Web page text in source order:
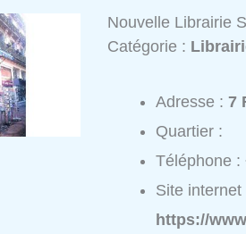
Nouvelle Librairie
Catégorie :
Adresse :7
Quartier :
Téléphone :
Site internet
https://